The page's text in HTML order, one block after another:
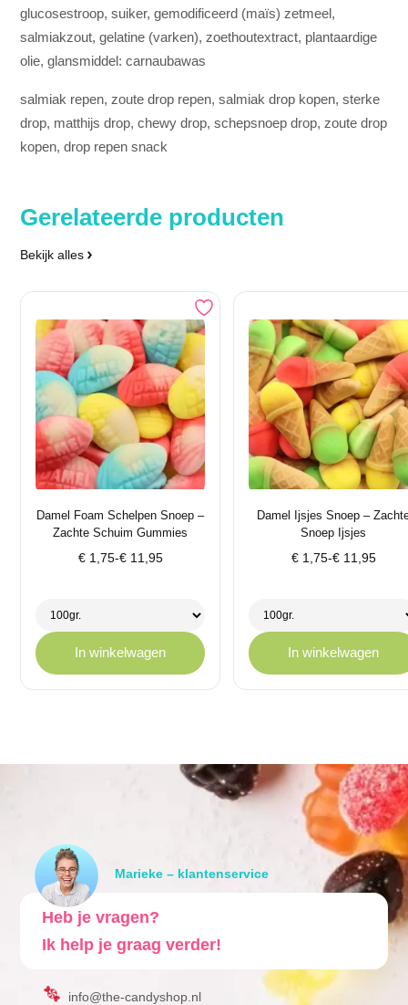
glucosestroop, suiker, gemodificeerd (maïs) zetmeel,
salmiakzout, gelatine (varken), zoethoutextract, plantaardige
olie, glansmiddel: carnaubawas
salmiak repen, zoute drop repen, salmiak drop kopen, sterke
drop, matthijs drop, chewy drop, schepsnoep drop, zoute drop
kopen, drop repen snack
Gerelateerde producten
Bekijk alles
Damel Foam Schelpen Snoep –
Zachte Schuim Gummies
€1,75-€11,95
Prijsklasse:
€ 11,95
In winkelwagen
Damel Ijsjes Snoep –
Snoep Ijsjes
€1,75-€11,95
Prijsklasse:
€ 11,95
In winkelwagen
Marieke – klantenservice
Heb je vragen?
Ik help je graag verder!
info@the-candyshop.nl